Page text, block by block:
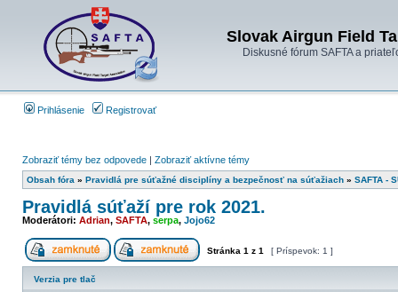
Slovak Airgun Field
Diskusné fórum SAFTA a
Prihlásenie Registrovať
Zobraziť témy bez odpovede | Zobraziť aktívne témy
Obsah fóra » Pravidlá pre súťažné disciplíny a bezpečnosť na súťažiach » SAFTA -
Pravidlá súťaží pre rok 2021.
Moderátori: Adrian, SAFTA, serpa, Jojo62
Stránka 1 z 1 [ Príspevok: 1 ]
Verzia pre tlač